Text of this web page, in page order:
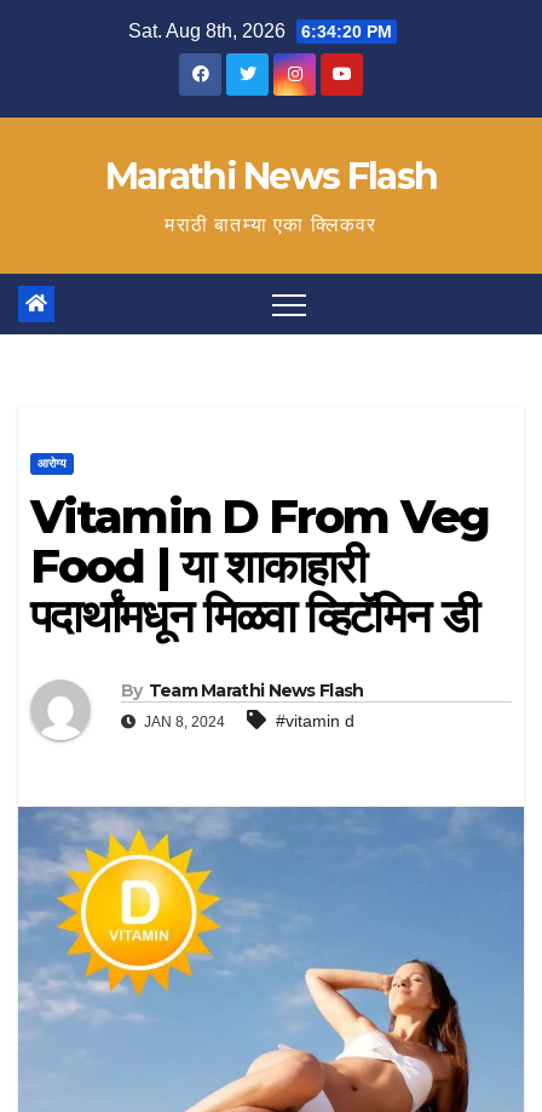
Sat. Aug 8th, 2026 6:34:21 PM
Marathi News Flash
मराठी बातम्या एका क्लिकवर
आरोग्य
Vitamin D From Veg
Food | या शाकाहारी
पदार्थांमधून मिळवा व्हिटॅमिन डी
By Team Marathi News Flash
JAN 8, 2024 #vitamin d